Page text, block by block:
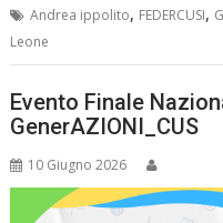
Andrea ippolito, FEDERCUSI,
Leone
Evento Finale
GenerAZIONI_CUS
10 Giugno 2026